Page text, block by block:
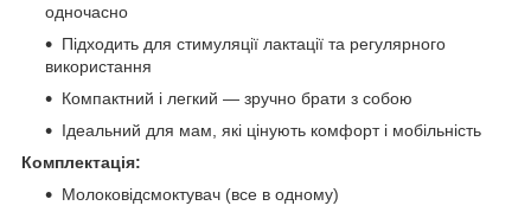
одночасно
Підходить для стимуляції лактації та регулярного
використання
Компактний і легкий — зручно брати з собою
Ідеальний для мам, які цінують комфорт і мобільність
Комплектація:
Молоковідсмоктувач (все в одному)